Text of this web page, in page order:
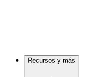
Recursos y más